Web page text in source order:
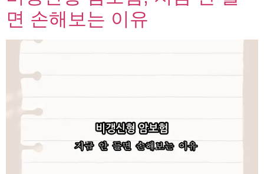
면 손해보는 이유